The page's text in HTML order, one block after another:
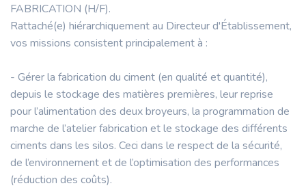
FABRICATION (H/F).
Rattaché(e) hiérarchiquement au Directeur d'Établissement,
vos missions consistent principalement à :
- Gérer la fabrication du ciment (en qualité et quantité),
depuis le stockage des matières premières, leur reprise
pour l’alimentation des deux broyeurs, la programmation de
marche de l’atelier fabrication et le stockage des différents
ciments dans les silos. Ceci dans le respect de la sécurité,
de l’environnement et de l’optimisation des performances
(réduction des coûts).